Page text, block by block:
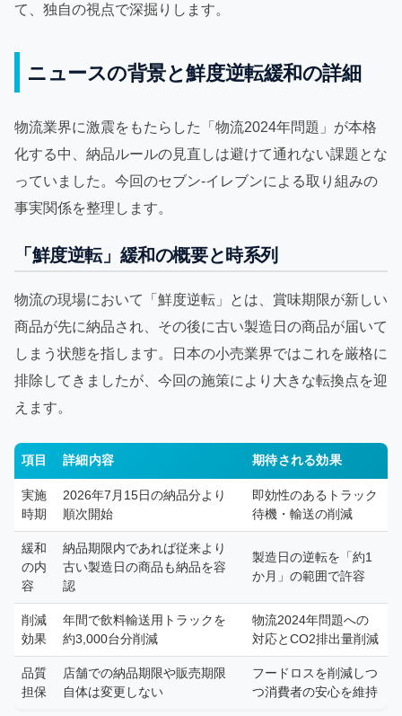
て、独自の視点で深掘りします。
ニュースの背景と鮮度逆転緩和の詳細
物流業界に激震をもたらした「物流2024年問題」が本格
化する中、納品ルールの見直しは避けて通れない課題とな
っていました。今回のセブン‐イレブンによる取り組みの
事実関係を整理します。
「鮮度逆転」緩和の概要と時系列
物流の現場において「鮮度逆転」とは、賞味期限が新しい
商品が先に納品され、その後に古い製造日の商品が届いて
しまう状態を指します。日本の小売業界ではこれを厳格に
排除してきましたが、今回の施策により大きな転換点を迎
えます。
項目 詳細内容 期待される効果
実施
時期
2026年7月15日の納品分より
順次開始
即効性のあるトラック
待機・輸送の削減
緩和
の内
容
納品期限内であれば従来より
古い製造日の商品も納品を容
認
製造日の逆転を「約1
か月」の範囲で許容
削減
効果
年間で飲料輸送用トラックを
約3,000台分削減
物流2024年問題への
対応とCO2排出量削減
品質
担保
店舗での納品期限や販売期限
自体は変更しない
フードロスを削減しつ
つ消費者の安心を維持